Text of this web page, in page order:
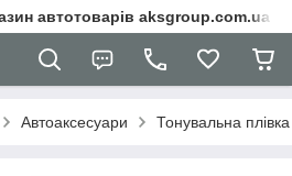
автотоварів aksgroup.com.ua
Автоаксесуари Тонувальна